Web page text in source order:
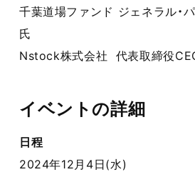
千葉道場ファンド ジェネラル・
氏
Nstock株式会社 代表取締役
イベントの詳細
日程
2024年12月4日(水)